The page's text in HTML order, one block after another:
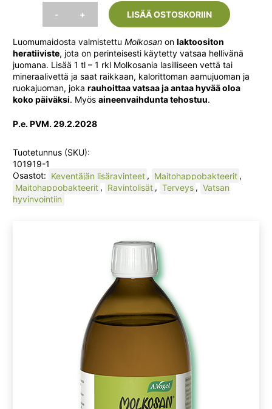
oli:
7,95 €.
on:
6,95 €.
-
Vogel
Molkosan,
Maitohappokäytetty
heratiiviste
200
ml
määrä
+ LISÄÄ OSTOSKORIIN
Luomumaidosta valmistettu Molkosan on laktoositon
heratiiviste, jota on perinteisesti käytetty vatsaa hellivänä
juomana. Lisää 1 tl – 1 rkl Molkosania lasilliseen vettä tai
mineraalivettä ja saat raikkaan, kalorittoman aamujuoman ja
ruokajuoman, joka rauhoittaa vatsaa ja antaa hyvää oloa
koko päiväksi. Myös aineenvaihdunta tehostuu.
P.e. PVM. 29.2.2028
Tuotetunnus (SKU):
101919-1
Osastot: Keventäjän lisäravinteet , Maitohappobakteerit ,
Maitohappobakteerit , Ravintolisät , Terveys , Vatsan
hyvinvointiin